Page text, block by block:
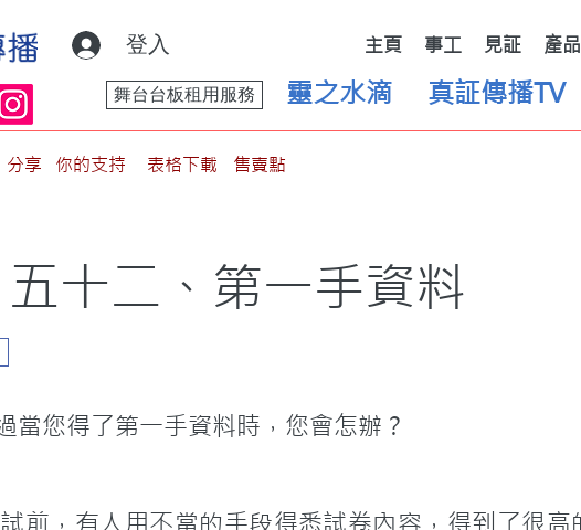
登入 主頁 事工 見証 產品
靈之水滴
舞台台板租用服務 真証傳播TV
分享 你的支持 表格下載 售賣點
五十二、第一手資料
曾想過當您得了第一手資料時，您會怎辦？